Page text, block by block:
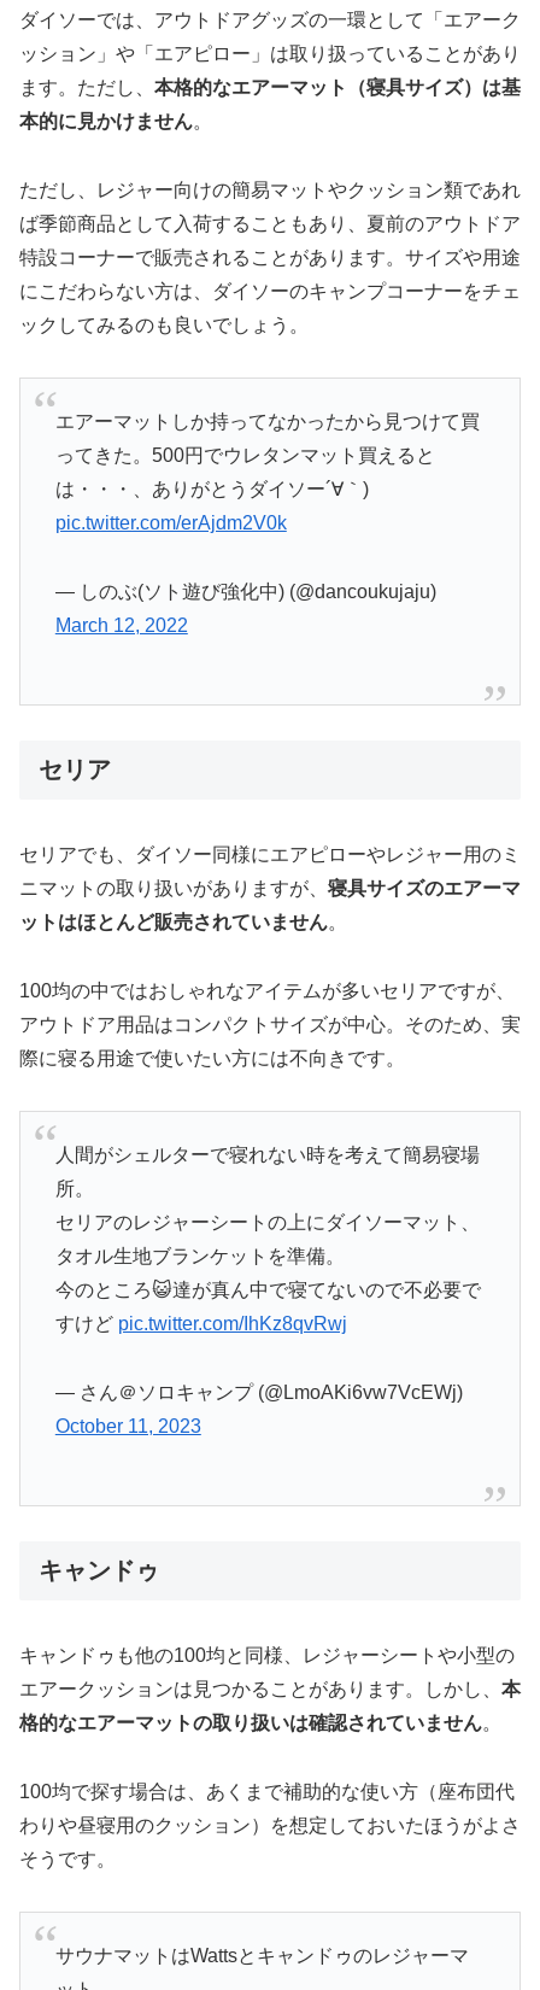
ダイソーでは、アウトドアグッズの一環として「エアーク
ッション」や「エアピロー」は取り扱っていることがあり
ます。ただし、 本格的なエアーマット（寝具サイズ）は基
本的に見かけません。
ただし、レジャー向けの簡易マットやクッション類であれ
ば季節商品として入荷することもあり、夏前のアウトドア
特設コーナーで販売されることがあります。サイズや用途
にこだわらない方は、ダイソーのキャンプコーナーをチェ
ックしてみるのも良いでしょう。
エアーマットしか持ってなかったから見つけて買
ってきた。500円でウレタンマット買えると
は・・・、ありがとうダイソー´∀｀)
pic.twitter.com/erAjdm2V0k
— しのぶ(ソト遊び強化中) (@dancoukujaju)
March 12, 2022
セリア
セリアでも、ダイソー同様にエアピローやレジャー用のミ
ニマットの取り扱いがありますが、 寝具サイズのエアーマ
ットはほとんど販売されていません。
100均の中ではおしゃれなアイテムが多いセリアですが、
アウトドア用品はコンパクトサイズが中心。そのため、実
際に寝る用途で使いたい方には不向きです。
人間がシェルターで寝れない時を考えて簡易寝場
所。
セリアのレジャーシートの上にダイソーマット、
タオル生地ブランケットを準備。
今のところ😺達が真ん中で寝てないので不必要で
すけど pic.twitter.com/IhKz8qvRwj
— さん＠ソロキャンプ (@LmoAKi6vw7VcEWj)
October 11, 2023
キャンドゥ
キャンドゥも他の100均と同様、レジャーシートや小型の
エアークッションは見つかることがあります。しかし、 本
格的なエアーマットの取り扱いは確認されていません。
100均で探す場合は、あくまで補助的な使い方（座布団代
わりや昼寝用のクッション）を想定しておいたほうがよさ
そうです。
サウナマットはWattsとキャンドゥのレジャーマ